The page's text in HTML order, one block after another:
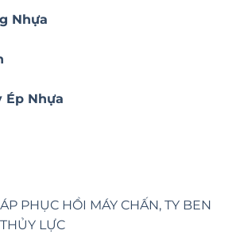
Nhựa
Ép Nhựa
PHỤC HỒI MÁY CHẤN, TY BEN
LỰC